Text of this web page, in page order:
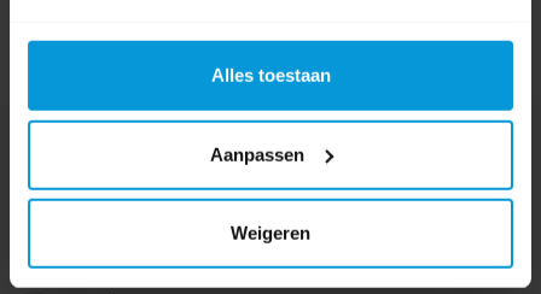
Alles toestaan
Aanpassen
Weigeren
Onze product specialisten staan voor je klaar!